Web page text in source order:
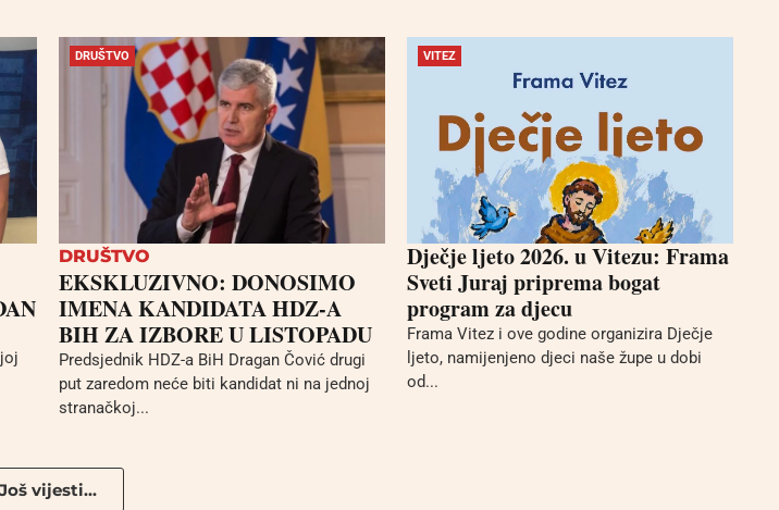
DRUŠTVO
DRUŠTVO
EKSKLUZIVNO: DONOSIMO
IMENA KANDIDATA HDZ-A
BIH ZA IZBORE U LISTOPADU
Predsjednik HDZ-a BiH Dragan Čović drugi
put zaredom neće biti kandidat ni na jednoj
stranačkoj...
VITEZ
Dječje ljeto 2026. u Vitezu: Frama
Sveti Juraj priprema bogat
program za djecu
Frama Vitez i ove godine organizira Dječje
ljeto, namijenjeno djeci naše župe u dobi
od...
Još vijesti...